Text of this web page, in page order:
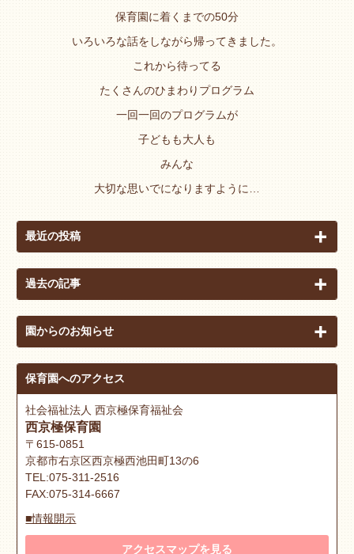
保育園に着くまでの50分
いろいろな話をしながら帰ってきました。
これから待ってる
たくさんのひまわりプログラム
一回一回のプログラムが
子どもも大人も
みんな
大切な思いでになりますように…
最近の投稿
過去の記事
園からのお知らせ
保育園へのアクセス
社会福祉法人 西京極保育福祉会
西京極保育園
〒615-0851
京都市右京区西京極西池田町13の6
TEL:075-311-2516
FAX:075-314-6667
■情報開示
アクセスマップを見る